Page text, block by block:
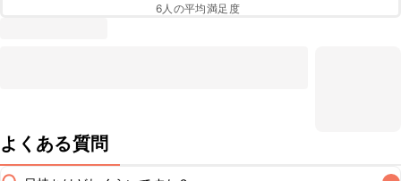
6人の平均満足度
よくある質問